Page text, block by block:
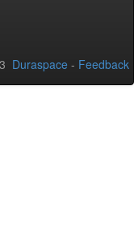
Duraspace - Feedback